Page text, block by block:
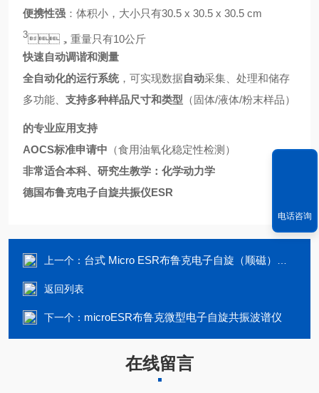
便携性强 ：体积小，大小只有30.5 x 30.5 x 30.5 cm
3，重量只有10公斤
快速自动调谐和测量
全自动化的运行系统，可实现数据自动采集、处理和储存
多功能、 支持多种样品尺寸和类型 （固体/液体/粉末样品）
的专业应用支持
AOCS标准申请中 （食用油氧化稳定性检测）
非常适合本科、研究生教学：化学动力学
德国布鲁克电子自旋共振仪ESR
上一个： 台式 Micro ESR布鲁克电子自旋（顺磁）共振波谱仪（ESR）
返回列表
下一个： microESR布鲁克微型电子自旋共振波谱仪
在线留言
电话咨询